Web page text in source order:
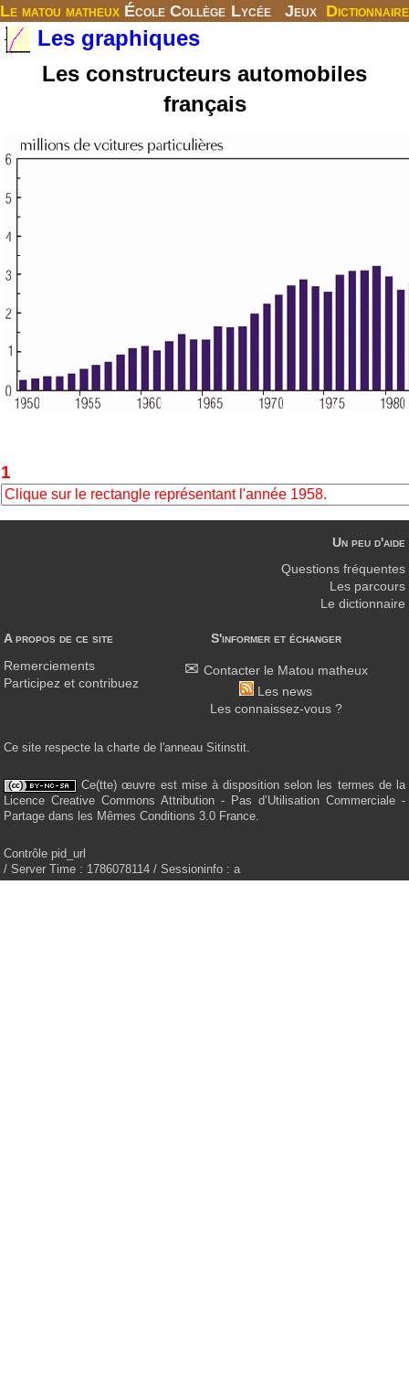
Le matou matheux École Collège Lycée Jeux Dictionnaire
Les graphiques
Les constructeurs automobiles
français
A propos de ce site
Remerciements
Participez et contribuez
S'informer et échanger
Contacter le Matou matheux
Les news
Les connaissez-vous ?
Un peu d'aide
Questions fréquentes
Les parcours
Le dictionnaire
Ce site respecte la charte de l'anneau Sitinstit.
Ce(tte) œuvre est mise à disposition selon les termes de la
Licence Creative Commons Attribution - Pas d’Utilisation Commerciale -
Partage dans les Mêmes Conditions 3.0 France.
Contrôle pid_url
/ Server Time : 1786078114 / Sessioninfo : a